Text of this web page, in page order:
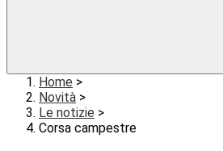
Home >
Novità >
Le notizie >
Corsa campestre